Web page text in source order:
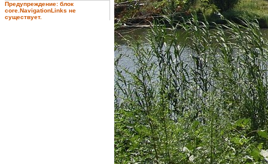
Предупреждение: блок
core.NavigationLinks не
существует.